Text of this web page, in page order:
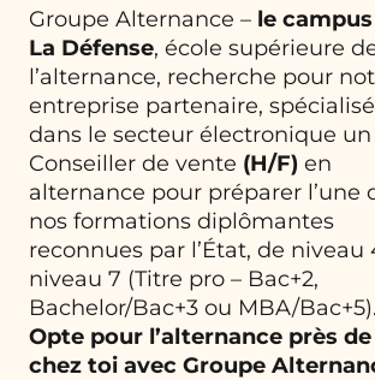
Groupe Alternance – le
La Défense, école supérieure
l’alternance, recherche pour
entreprise partenaire,
dans le secteur électronique un
Conseiller de vente (H/F) en
alternance pour préparer l’une
nos formations diplômantes
reconnues par l’État, de niveau
niveau 7 (Titre pro – Bac+2,
Bachelor/Bac+3 ou MBA/Bac+5).
Opte pour l’alternance près de
chez toi avec Groupe